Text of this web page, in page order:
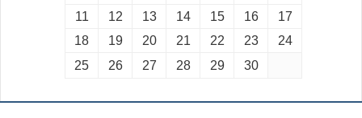
11
12 13 14 15 16
17
18
19 20 21 22 23
24
25
26 27 28 29 30